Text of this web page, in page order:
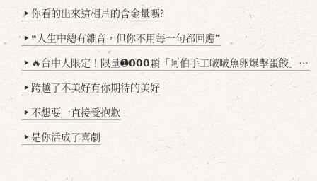
▶ 你看的出來這相片的含金量嗎?
▶ ❝人生中總有雜音，但你不用每一句都回應❞
▶ 🔥台中人限定！限量➊𝟬𝟬𝟬顆「阿伯手工啵啵魚卵爆擊蛋餃」台北已被搶爆2萬顆，最後名額門前隱味只留給你！🥟💥
▶ 跨越了不美好有你期待的美好
▶ 不想要一直接受抱歉
▶ 是你活成了喜劇